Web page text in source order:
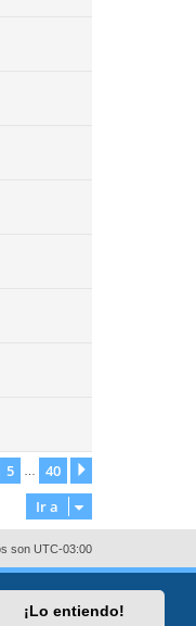
¡Lo entiendo!
5 40
Ir a
son UTC-03:00